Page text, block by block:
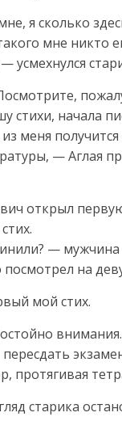
я сколько
мне никто
усмехнулся
стихи, начала
меня
— Аглая
открыл
— мужчина
на
мой стих.
протягивая
старика